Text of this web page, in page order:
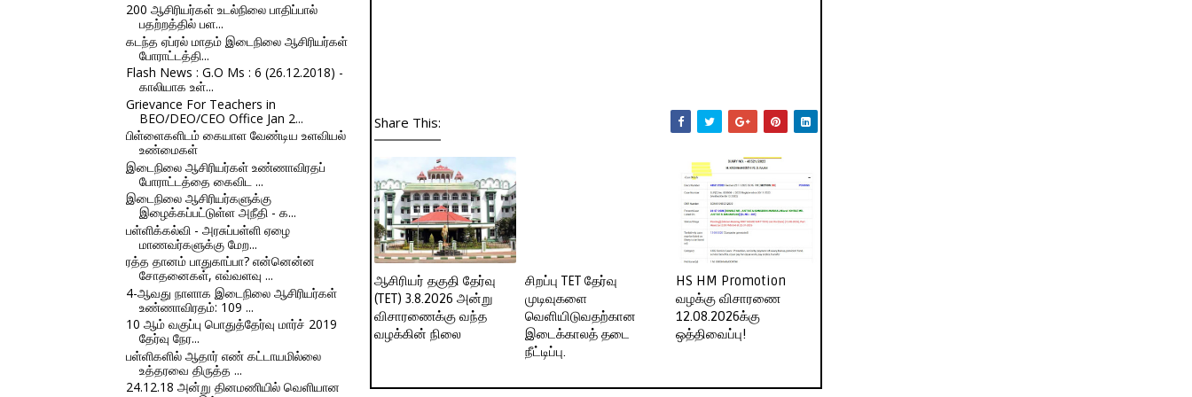
200 ஆசிரியர்கள் உடல்நிலை பாதிப்பால்
பதற்றத்தில் பள...
கடந்த ஏப்ரல் மாதம் இடைநிலை ஆசிரியர்கள்
போராட்டத்தி...
Flash News : G.O Ms : 6 (26.12.2018) -
காலியாக உள்...
Grievance For Teachers in
BEO/DEO/CEO Office Jan 2...
பிள்ளைகளிடம் கையாள வேண்டிய உளவியல்
உண்மைகள்
இடைநிலை ஆசிரியர்கள் உண்ணாவிரதப்
போராட்டத்தை கைவிட ...
இடைநிலை ஆசிரியர்களுக்கு
இழைக்கப்பட்டுள்ள அநீதி - க...
பள்ளிக்கல்வி - அரசுப்பள்ளி ஏழை
மாணவர்களுக்கு மேற...
ரத்த தானம் பாதுகாப்பா? என்னென்ன
சோதனைகள், எவ்வளவு ...
4-ஆவது நாளாக இடைநிலை ஆசிரியர்கள்
உண்ணாவிரதம்: 109 ...
10 ஆம் வகுப்பு பொதுத்தேர்வு மார்ச் 2019
தேர்வு நேர...
பள்ளிகளில் ஆதார் எண் கட்டாயமில்லை
உத்தரவை திருத்த ...
24.12.18 அன்று தினமணியில் வெளியான
Share This:
ஆசிரியர் தகுதி தேர்வு
(TET) 3.8.2026 அன்று
விசாரணைக்கு வந்த
வழக்கின் நிலை
சிறப்பு TET தேர்வு
முடிவுகளை
வெளியிடுவதற்கான
இடைக்காலத் தடை
நீட்டிப்பு.
HS HM Promotion
வழக்கு விசாரணை
12.08.2026க்கு
ஒத்திவைப்பு!